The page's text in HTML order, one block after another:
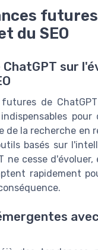
du SEO
sur
de
de la recherche en
basés sur
ne cesse
rapidement